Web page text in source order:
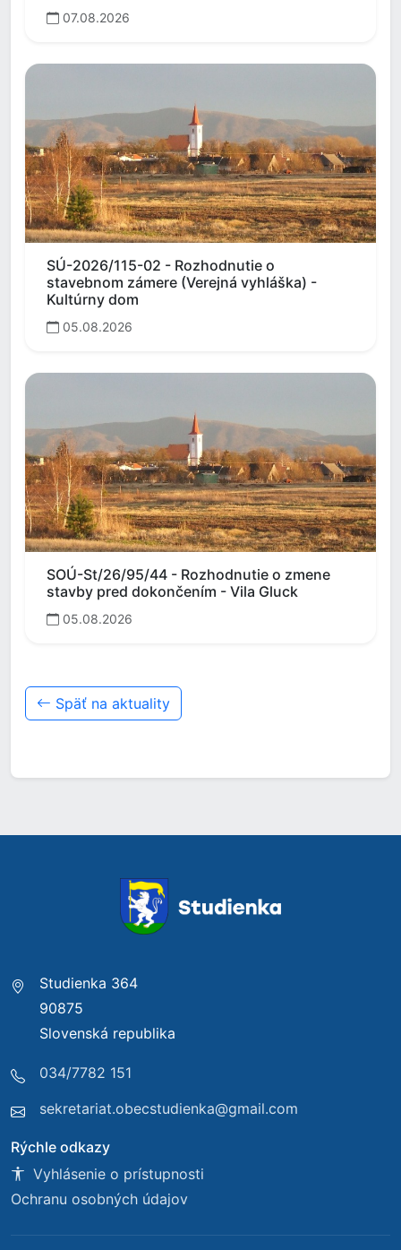
07.08.2026
SÚ-2026/115-02 - Rozhodnutie o
stavebnom zámere (Verejná vyhláška) -
Kultúrny dom
05.08.2026
SOÚ-St/26/95/44 - Rozhodnutie o zmene
stavby pred dokončením - Vila Gluck
05.08.2026
Späť na aktuality
Studienka 364
90875
Slovenská republika
034/7782 151
sekretariat.obecstudienka@gmail.com
Rýchle odkazy
Vyhlásenie o prístupnosti
Ochranu osobných údajov